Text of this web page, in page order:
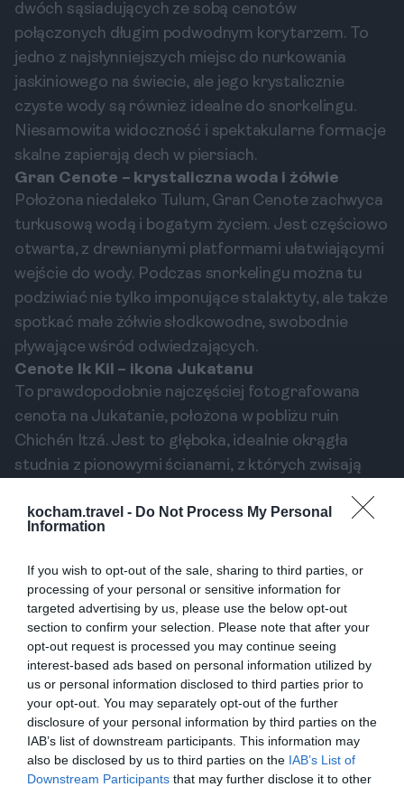
kocham.travel - Do Not Process My Personal
Information
If you wish to opt-out of the sale, sharing to third parties, or
processing of your personal or sensitive information for
targeted advertising by us, please use the below opt-out
section to confirm your selection. Please note that after your
opt-out request is processed you may continue seeing
interest-based ads based on personal information utilized by
us or personal information disclosed to third parties prior to
your opt-out. You may separately opt-out of the further
disclosure of your personal information by third parties on the
IAB’s list of downstream participants. This information may
also be disclosed by us to third parties on the IAB’s List of
Downstream Participants that may further disclose it to other
dwóch sąsiadujących ze sobą cenotów
połączonych długim podwodnym korytarzem. To
jedno z najsłynniejszych miejsc do nurkowania
jaskiniowego na świecie, ale jego krystalicznie
czyste wody są również idealne do snorkelingu.
Niesamowita widoczność i spektakularne formacje
skalne zapierają dech w piersiach.
Gran Cenote – krystaliczna woda i żółwie
Położona niedaleko Tulum, Gran Cenote zachwyca
turkusową wodą i bogatym życiem. Jest częściowo
otwarta, z drewnianymi platformami ułatwiającymi
wejście do wody. Podczas snorkelingu można tu
podziwiać nie tylko imponujące stalaktyty, ale także
spotkać małe żółwie słodkowodne, swobodnie
pływające wśród odwiedzających.
Cenote Ik Kil – ikona Jukatanu
To prawdopodobnie najczęściej fotografowana
cenota na Jukatanie, położona w pobliżu ruin
Chichén Itzá. Jest to głęboka, idealnie okrągła
studnia z pionowymi ścianami, z których zwisają
wodach po zwiedzaniu starożytnych ruin Majów to
Cenote Azul – naturalny basen pod gołym
niebem
Cenote Azul, niedaleko Playa del Carmen, to duża,
otwarta cenota przypominająca naturalny basen o
różnych głębokościach. To idealne miejsce dla
rodzin z dziećmi, które mogą bezpiecznie pluskać
się w płytszych częściach. Otoczona bujną
roślinnością, oferuje mnóstwo miejsca do pływania,
skakania ze skał i relaksu.